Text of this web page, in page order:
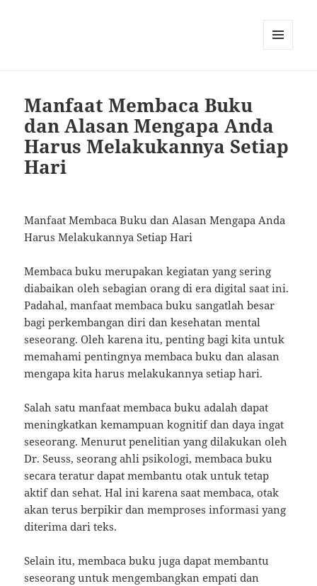
Manfaat Membaca Buku
dan Alasan Mengapa Anda
Harus Melakukannya Setiap
Hari
Manfaat Membaca Buku dan Alasan Mengapa Anda
Harus Melakukannya Setiap Hari
Membaca buku merupakan kegiatan yang sering
diabaikan oleh sebagian orang di era digital saat ini.
Padahal, manfaat membaca buku sangatlah besar
bagi perkembangan diri dan kesehatan mental
seseorang. Oleh karena itu, penting bagi kita untuk
memahami pentingnya membaca buku dan alasan
mengapa kita harus melakukannya setiap hari.
Salah satu manfaat membaca buku adalah dapat
meningkatkan kemampuan kognitif dan daya ingat
seseorang. Menurut penelitian yang dilakukan oleh
Dr. Seuss, seorang ahli psikologi, membaca buku
secara teratur dapat membantu otak untuk tetap
aktif dan sehat. Hal ini karena saat membaca, otak
akan terus berpikir dan memproses informasi yang
diterima dari teks.
Selain itu, membaca buku juga dapat membantu
seseorang untuk mengembangkan empati dan